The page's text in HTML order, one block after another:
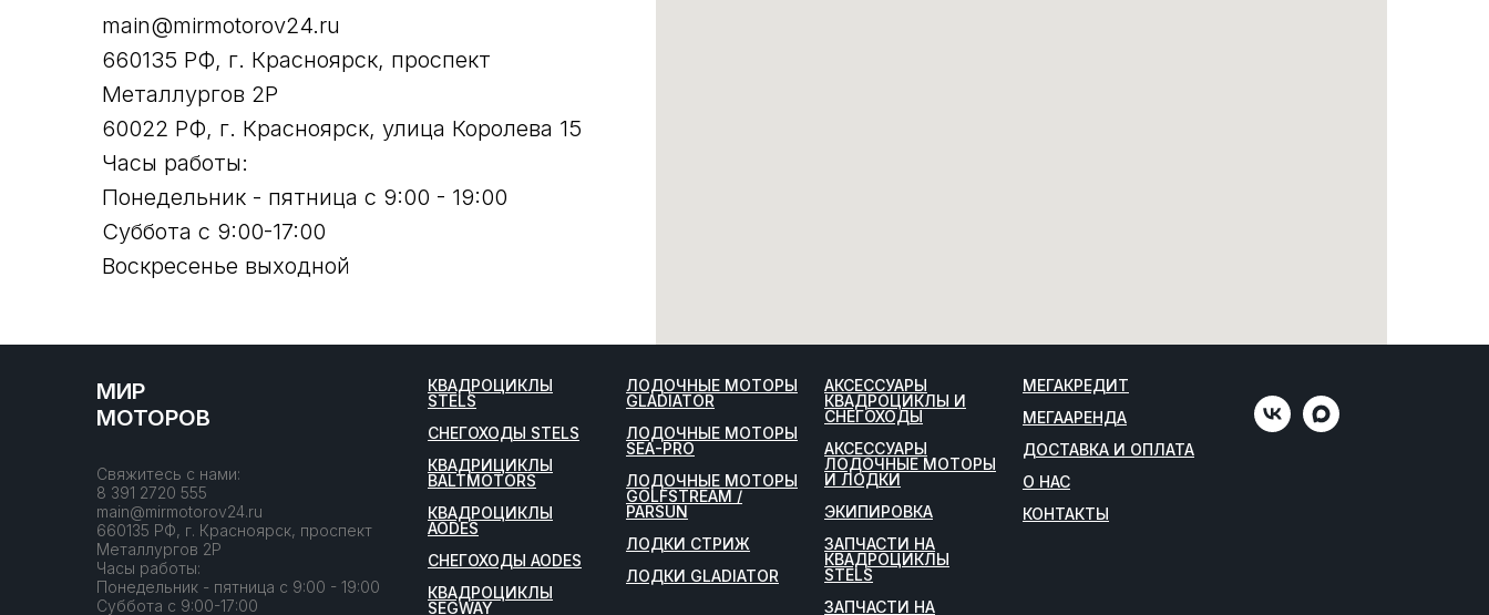
main@mirmotorov24.ru
660135 РФ, г. Красноярск, проспект
Металлургов 2Р
60022 РФ, г. Красноярск, улица Королева 15
Часы работы:
Понедельник - пятница с 9:00 - 19:00
Суббота с 9:00-17:00
Воскресенье выходной
МИР
МОТОРОВ
Свяжитесь с нами:
8 391 2720 555
main@mirmotorov24.ru
660135 РФ, г. Красноярск, проспект
Металлургов 2Р
Часы работы:
Понедельник - пятница с 9:00 - 19:00
Суббота с 9:00-17:00
КВАДРОЦИКЛЫ
STELS
СНЕГОХОДЫ STELS
КВАДРИЦИКЛЫ
BALTMOTORS
КВАДРОЦИКЛЫ
AODES
СНЕГОХОДЫ AODES
КВАДРОЦИКЛЫ
SEGWAY
ЛОДОЧНЫЕ МОТОРЫ
GLADIATOR
ЛОДОЧНЫЕ МОТОРЫ
SEA-PRO
ЛОДОЧНЫЕ МОТОРЫ
GOLFSTREAM /
PARSUN
ЛОДКИ СТРИЖ
ЛОДКИ GLADIATOR
АКСЕССУАРЫ
КВАДРОЦИКЛЫ И
СНЕГОХОДЫ
АКСЕССУАРЫ
ЛОДОЧНЫЕ МОТОРЫ
И ЛОДКИ
ЭКИПИРОВКА
ЗАПЧАСТИ НА
КВАДРОЦИКЛЫ
STELS
ЗАПЧАСТИ НА
МЕГАКРЕДИТ
МЕГААРЕНДА
ДОСТАВКА И ОПЛАТА
О НАС
КОНТАКТЫ